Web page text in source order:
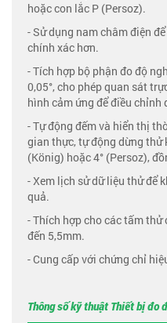
hoặc con lắc P (Persoz).
- Sử dụng nam châm điện
chính xác hơn.
- Tích hợp bộ phận đo độ
0,05°, cho phép quan sát
hình cảm ứng để điều chỉnh
- Tự động đếm và hiển thị
gian thực, tự động dừng thử
(König) hoặc 4° (Persoz),
- Xem lịch sử dữ liệu thử để
quả.
- Thích hợp cho các tấm
đến 5,5mm.
- Cung cấp với chứng chỉ
Thông số kỹ thuật Thiết bị đo